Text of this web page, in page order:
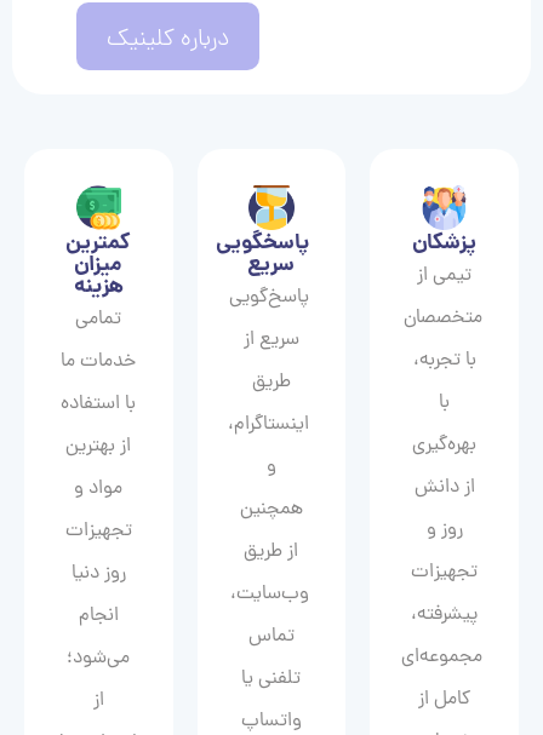
درباره کلینیک
پزشکان
تیمی از
متخصصان
با تجربه،
با
بهره‌گیری
از دانش
روز و
تجهیزات
پیشرفته،
مجموعه‌ای
کامل از
پاسخگویی
سریع
پاسخ‌گویی
سریع از
طریق
اینستاگرام،
و
همچنین
از طریق
وب‌سایت،
تماس
تلفنی یا
واتساپ
کمترین
میزان
هزینه
تمامی
خدمات ما
با استفاده
از بهترین
مواد و
تجهیزات
روز دنیا
انجام
می‌شود؛
از